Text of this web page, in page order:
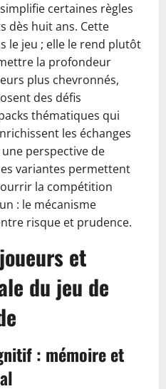
certaines règles
dès huit ans. Cette
le jeu ; elle le rend plutôt
la profondeur
plus chevronnés,
des défis
thématiques qui
les échanges
perspective de
variantes permettent
la compétition
: le mécanisme
risque et prudence.
et
du jeu de
: mémoire et